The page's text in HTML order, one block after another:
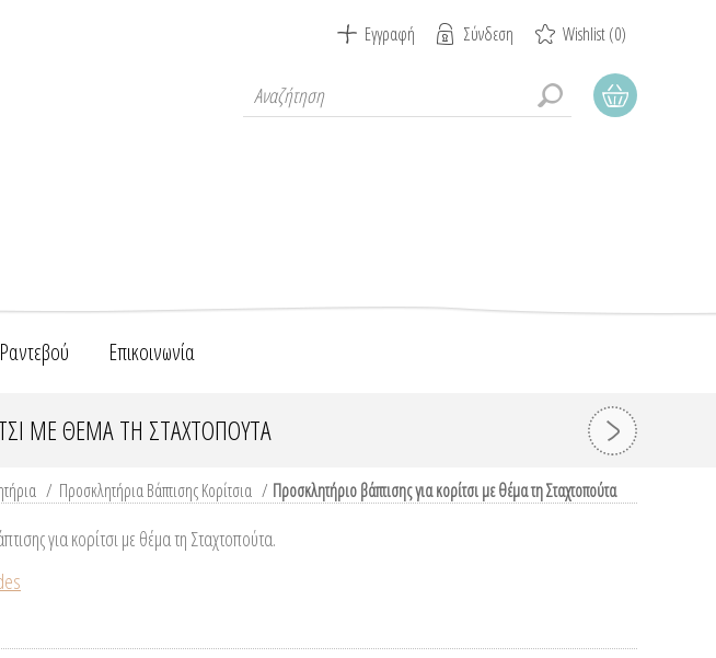
Εγγραφή Σύνδεση Wishlist(0)
Ραντεβού Επικοινωνία
ΜΕ ΘΈΜΑ ΤΗ ΣΤΑΧΤΟΠΟΎΤΑ
/ Προσκλητήρια Βάπτισης Κορίτσια / Προσκλητήριο βάπτισης για κορίτσι με θέμα τη Σταχτοπούτα
για κορίτσι με θέμα τη Σταχτοπούτα.